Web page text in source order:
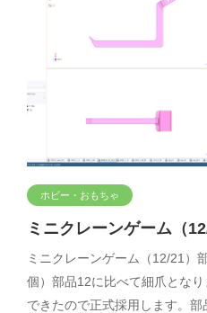
ホビー・おもちゃ
ミニクレーンゲーム（
ミニクレーンゲーム（12/21）
個）部品12に比べて細爪とな
できたので正式採用します。部